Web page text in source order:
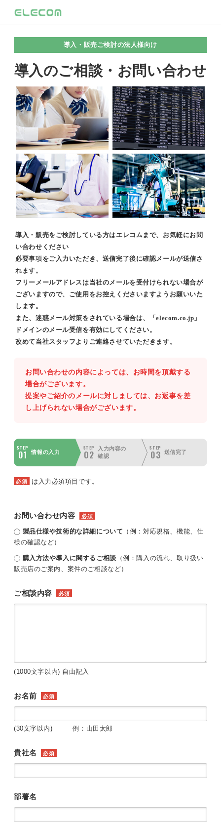
導入・販売ご検討の法人様向け
導入のご相談・お問い合わせ
導入・販売をご検討している方はエレコムまで、お気軽にお問
い合わせください
必要事項をご入力いただき、送信完了後に確認メールが送信さ
れます。
フリーメールアドレスは当社のメールを受付けられない場合が
ございますので、ご使用をお控えくださいますようお願いいた
します。
また、迷惑メール対策をされている場合は、「elecom.co.jp」
ドメインのメール受信を有効にしてください。
改めて当社スタッフよりご連絡させていただきます。
お問い合わせの内容によっては、お時間を頂戴する
場合がございます。
提案やご紹介のメールに対しましては、お返事を差
し上げられない場合がございます。
STEP
01 情報の入力
STEP
02
入力内容の
確認
STEP
03 送信完了
必須 は入力必須項目です。
お問い合わせ内容 必須
製品仕様や技術的な詳細について （例：対応規格、機能、仕
様の確認など）
購入方法や導入に関するご相談 （例：購入の流れ、取り扱い
販売店のご案内、案件のご相談など）
ご相談内容 必須
(1000文字以内) 自由記入
お名前 必須
(30文字以内) 例：山田太郎
貴社名 必須
部署名